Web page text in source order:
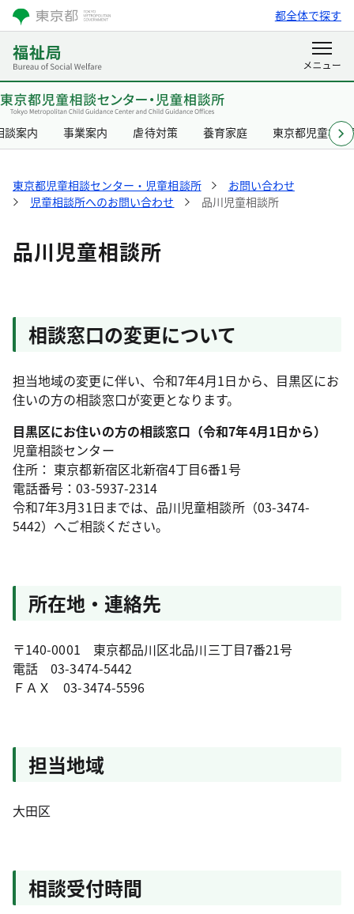
都全体で探す
談案内 事業案内 虐待対策 養育家庭 東京都児童相談
東京都児童相談センター・児童相談所
お問い合わせ
児童相談所へのお問い合わせ
品川児童相談所
品川児童相談所
相談窓口の変更について
担当地域の変更に伴い、令和7年4月1日から、目黒区にお
住いの方の相談窓口が変更となります。
目黒区にお住いの方の相談窓口（令和7年4月1日から）
児童相談センター
住所： 東京都新宿区北新宿4丁目6番1号
電話番号：03-5937-2314
令和7年3月31日までは、品川児童相談所（03-3474-
5442）へご相談ください。
所在地・連絡先
〒140-0001 東京都品川区北品川三丁目7番21号
電話 03-3474-5442
ＦＡＸ 03-3474-5596
担当地域
大田区
相談受付時間